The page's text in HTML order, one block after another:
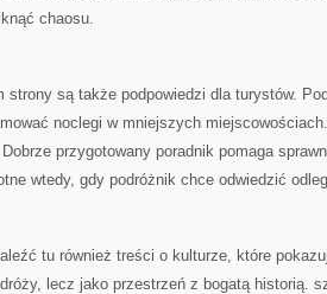
chaosu.
strony są także podpowiedzi dla turystów.
noclegi w mniejszych
przygotowany poradnik pomaga
wtedy, gdy podróżnik chce odwiedzić
tu również treści o kulturze, które
lecz jako przestrzeń z bogatą historią.